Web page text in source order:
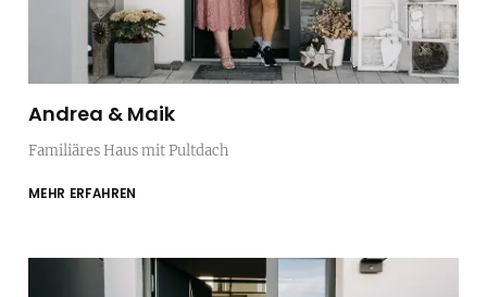
Andrea & Maik
Familiäres Haus mit Pultdach
MEHR ERFAHREN